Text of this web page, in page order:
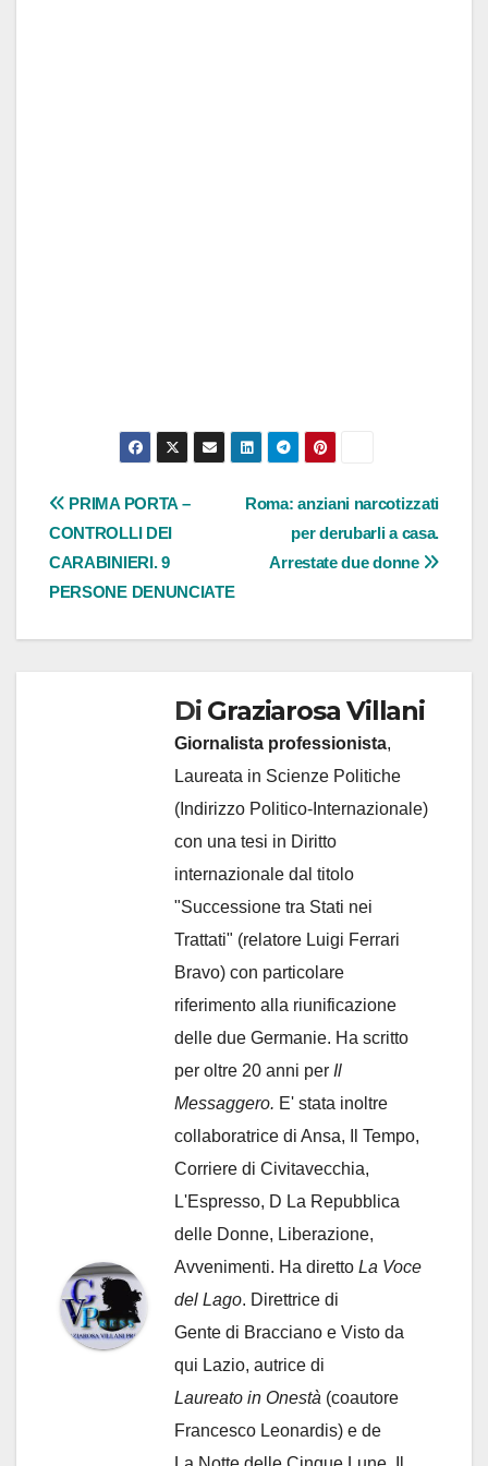
Navigazione
articoli
Roma: anziani narcotizzati
per derubarli a casa.
Arrestate due donne
PRIMA PORTA –
CONTROLLI DEI
CARABINIERI. 9
PERSONE DENUNCIATE
Di Graziarosa Villani
Giornalista professionista,
Laureata in Scienze Politiche
(Indirizzo Politico-Internazionale)
con una tesi in Diritto
internazionale dal titolo
"Successione tra Stati nei
Trattati" (relatore Luigi Ferrari
Bravo) con particolare
riferimento alla riunificazione
delle due Germanie. Ha scritto
per oltre 20 anni per Il
Messaggero. E' stata inoltre
collaboratrice di Ansa, Il Tempo,
Corriere di Civitavecchia,
L'Espresso, D La Repubblica
delle Donne, Liberazione,
Avvenimenti. Ha diretto La Voce
del Lago. Direttrice di
Gente di Bracciano e Visto da
qui Lazio, autrice di
Laureato in Onestà (coautore
Francesco Leonardis) e de